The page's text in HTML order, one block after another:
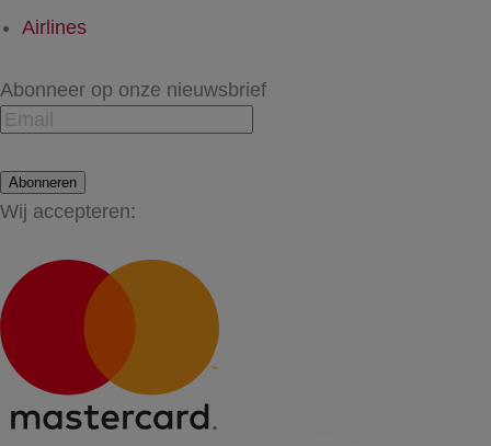
Airlines
Abonneer op onze nieuwsbrief
Abonneren
Wij accepteren: